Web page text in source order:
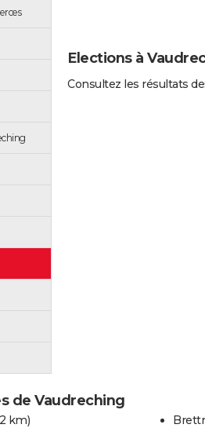
Elections à
Consultez les résultats
de Vaudreching
km)